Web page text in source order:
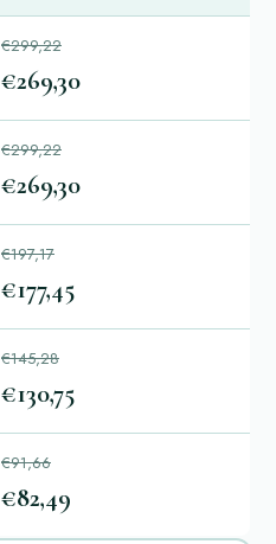
€299,22
€269,30
€299,22
€269,30
€197,17
€177,45
€145,28
€130,75
€91,66
€82,49